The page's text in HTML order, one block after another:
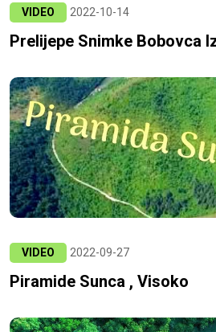
VIDEO 2022-10-14
Prelijepe Snimke Bobovca
VIDEO 2022-09-27
Piramide Sunca , Visoko